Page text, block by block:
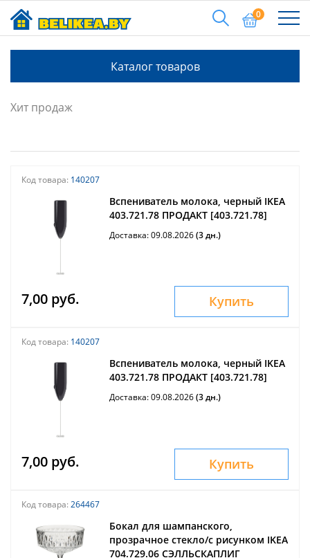
0
Каталог товаров
Хит продаж
Код товара: 140207
Вспениватель молока, черный IKEA
403.721.78 ПРОДАКТ [403.721.78]
Доставка: 09.08.2026(3 дн.)
7,00 руб. Купить
Код товара: 140207
Вспениватель молока, черный IKEA
403.721.78 ПРОДАКТ [403.721.78]
Доставка: 09.08.2026(3 дн.)
7,00 руб. Купить
Код товара: 264467
Бокал для шампанского,
прозрачное стекло/с рисунком IKEA
704.729.06 СЭЛЛЬСКАПЛИГ